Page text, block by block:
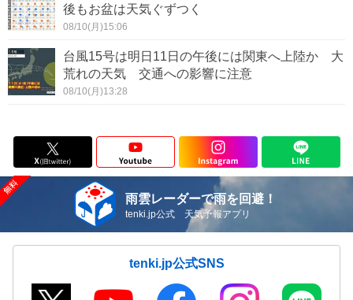
後もお盆は天気ぐずつく
08/10(月)15:06
台風15号は明日11日の午後には関東へ上陸か 大
荒れの天気 交通への影響に注意
08/10(月)13:28
雨雲レーダーで雨を回避！
tenki.jp公式 天気予報アプリ
tenki.jp公式SNS